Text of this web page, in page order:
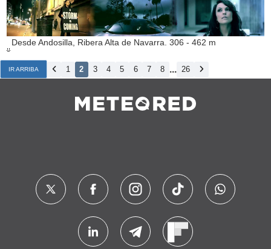
Desde Andosilla, Ribera Alta de Navarra. 306 - 462 m
IR ARRIBA 1 2 3 4 5 6 7 8 ... 26